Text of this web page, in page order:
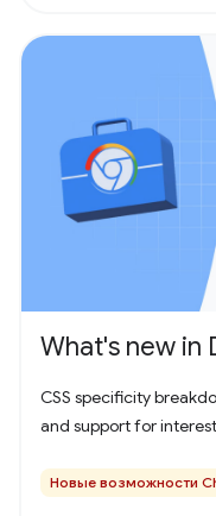
What's new in
CSS specificity
and support for
Новые возможности